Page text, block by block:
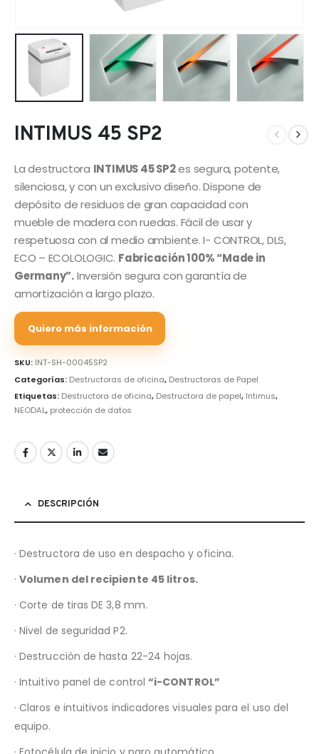
INTIMUS 45 SP2
La destructora INTIMUS 45 SP2es segura, potente,
silenciosa, y con un exclusivo diseño. Dispone de
depósito de residuos de gran capacidad con
mueble de madera con ruedas. Fácil de usar y
respetuosa con al medio ambiente. I- CONTROL, DLS,
ECO – ECOLOLOGIC. Fabricación 100% “Made in
Germany”.Inversión segura con garantía de
amortización a largo plazo.
Quiero más información
SKU: INT-SH-00045SP2
Categorías: Destructoras de oficina, Destructoras de Papel
Etiquetas: Destructora de oficina, Destructora de papel, Intimus,
NEODAL, protección de datos
DESCRIPCIÓN
· Destructora de uso en despacho y oficina.
·Volumen del recipiente 45 litros.
· Corte de tiras DE 3,8 mm.
· Nivel de seguridad P2.
· Destrucción de hasta 22-24 hojas.
· Intuitivo panel de control“i-CONTROL”
· Claros e intuitivos indicadores visuales para el uso del
equipo.